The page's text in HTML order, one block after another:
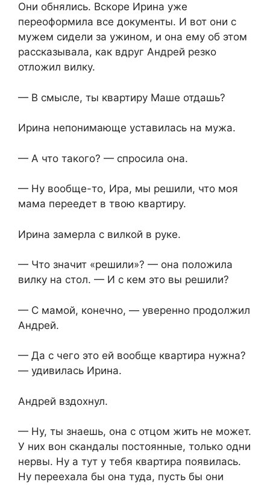
Они обнялись. Вскоре Ирина уже
переоформила все документы. И вот они с
мужем сидели за ужином, и она ему об этом
рассказывала, как вдруг Андрей резко
отложил вилку.
— В смысле, ты квартиру Маше отдашь?
Ирина непонимающе уставилась на мужа.
— А что такого? — спросила она.
— Ну вообще-то, Ира, мы решили, что моя
мама переедет в твою квартиру.
Ирина замерла с вилкой в руке.
— Что значит «решили»? — она положила
вилку на стол. — И с кем это вы решили?
— С мамой, конечно, — уверенно продолжил
Андрей.
— Да с чего это ей вообще квартира нужна?
— удивилась Ирина.
Андрей вздохнул.
— Ну, ты знаешь, она с отцом жить не может.
У них вон скандалы постоянные, только одни
нервы. Ну а тут у тебя квартира появилась.
Ну переехала бы она туда, пусть бы они